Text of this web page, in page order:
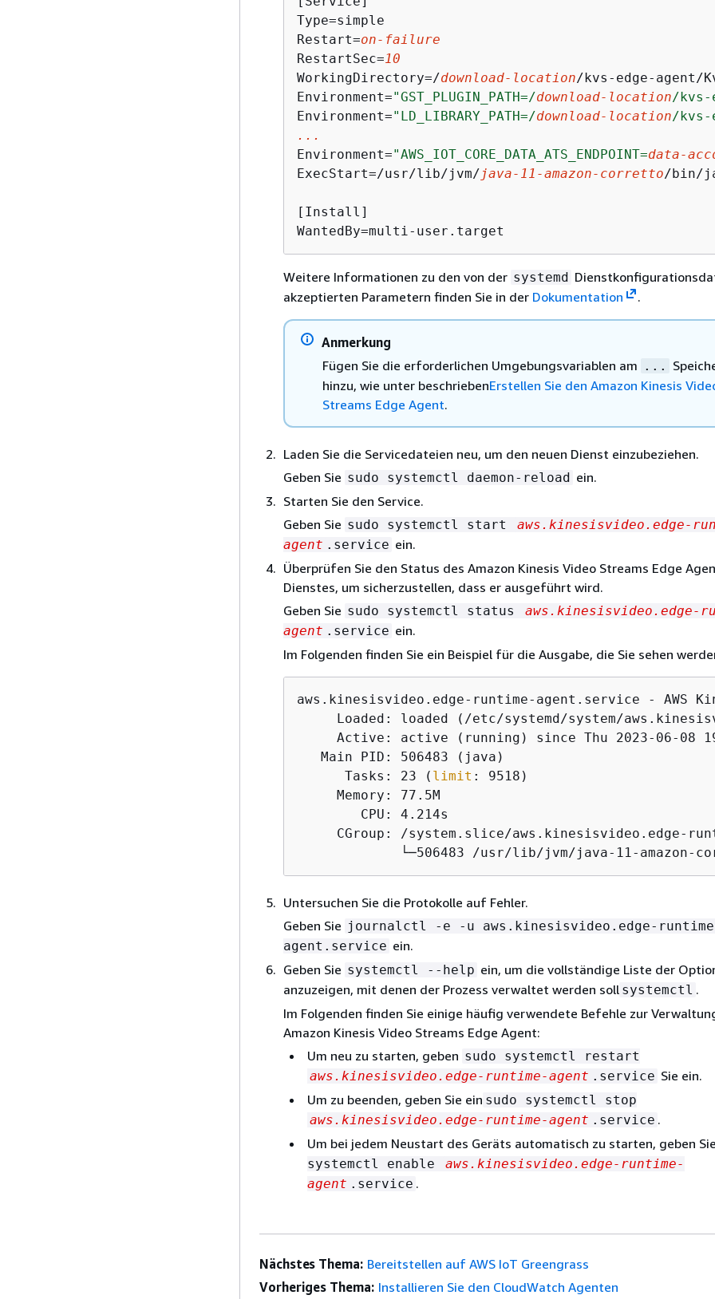
Type=simple
Restart=on-failure
RestartSec=10
WorkingDirectory=/download-location/kvs-edge-agent/
Environment="GST_PLUGIN_PATH=/download-location/kvs-
Environment="LD_LIBRARY_PATH=/download-location/kvs-
...
Environment="AWS_IOT_CORE_DATA_ATS_ENDPOINT=data-
ExecStart=/usr/lib/jvm/ java-11-amazon-corretto/bin/
[Install]
WantedBy=multi-user.target
Weitere Informationen zu den von der systemd
akzeptierten Parametern finden Sie in der Dokumentation .
Anmerkung
Fügen Sie die erforderlichen Umgebungsvariablen am ...
hinzu, wie unter beschriebenErstellen Sie den Amazon Kinesis
Streams Edge Agent.
Laden Sie die Servicedateien neu, um den neuen Dienst einzubeziehen.
Geben Sie sudo systemctl daemon-reload ein.
Starten Sie den Service.
Geben Sie sudo systemctl start
aws.kinesisvideo.edge-
agent .service ein.
Überprüfen Sie den Status des Amazon Kinesis Video Streams Edge
Dienstes, um sicherzustellen, dass er ausgeführt wird.
Geben Sie sudo systemctl status
aws.kinesisvideo.edge-
agent .service ein.
Im Folgenden finden Sie ein Beispiel für die Ausgabe, die Sie sehen
aws.kinesisvideo.edge-runtime-agent.service - AWS
Loaded: loaded (/etc/systemd/system/
Active: active (running) since Thu 2023-06-08
   Main PID: 506483 (java)
      Tasks: 23 (
limit : 9518)
     Memory: 77.5M
        CPU: 4.214s
CGroup: /system.slice/aws.kinesisvideo.edge-
└─506483 /usr/lib/jvm/java-11-amazon-
Untersuchen Sie die Protokolle auf Fehler.
Geben Sie journalctl -e -u aws.kinesisvideo.edge-
agent.service ein.
Geben Sie systemctl --help ein, um die vollständige Liste der
anzuzeigen, mit denen der Prozess verwaltet werden soll systemctl .
Im Folgenden finden Sie einige häufig verwendete Befehle zur
Amazon Kinesis Video Streams Edge Agent:
Um neu zu starten, geben sudo systemctl restart
aws.kinesisvideo.edge-runtime-agent .service Sie ein.
Um zu beenden, geben Sie ein sudo systemctl stop
aws.kinesisvideo.edge-runtime-agent .service .
Um bei jedem Neustart des Geräts automatisch zu starten, geben
systemctl enable
aws.kinesisvideo.edge-runtime-
agent .service .
Nächstes Thema: Bereitstellen auf AWS IoT Greengrass
Vorheriges Thema: Installieren Sie den CloudWatch Agenten